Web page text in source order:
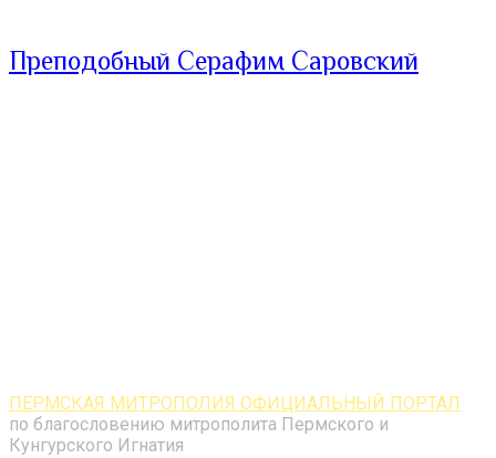
Преподобный Серафим Саровский
ПЕРМСКАЯ МИТРОПОЛИЯ ОФИЦИАЛЬНЫЙ ПОРТАЛ
по благословению митрополита Пермского и
Кунгурского Игнатия